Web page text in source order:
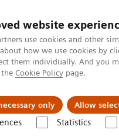
website
use cookies and other
how we use cookies by
them individually. And you
Cookie Policy page.
only Allow
Statistics
Retos y